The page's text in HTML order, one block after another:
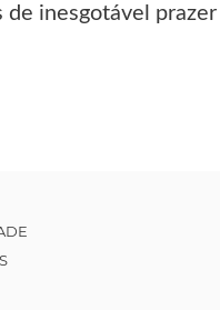
de inesgotável